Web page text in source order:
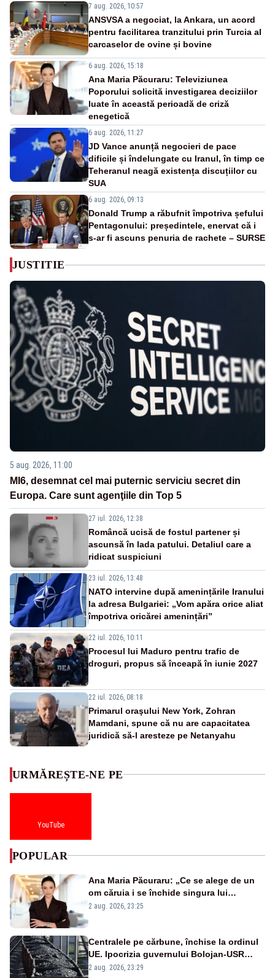
7 aug. 2026, 10:57
ANSVSA a negociat, la Ankara, un acord
pentru facilitarea tranzitului prin Turcia al
carcaselor de ovine și bovine
6 aug. 2026, 15:18
Ana Maria Păcuraru: Televiziunea
Poporului solicită investigarea deciziilor
luate în această perioadă de criză
enegetică
6 aug. 2026, 11:27
JD Vance anunță negocieri de pace
dificile și îndelungate cu Iranul, în timp ce
Teheranul neagă existența discuțiilor cu
SUA
6 aug. 2026, 09:13
Donald Trump a răbufnit împotriva șefului
Pentagonului: președintele, enervat că i
s-ar fi ascuns penuria de rachete – SURSE
JUSTITIE
5 aug. 2026, 11:00
MI6, desemnat cel mai puternic serviciu secret din
Europa. Care sunt agenţiile din Top 5
27 iul. 2026, 12:38
Româncă ucisă de fostul partener și
ascunsă în lada patului. Detaliul care a
ridicat suspiciuni
23 iul. 2026, 13:48
NATO intervine după amenințările Iranului
la adresa Bulgariei: „Vom apăra orice aliat
împotriva oricărei amenințări”
22 iul. 2026, 10:11
Procesul lui Maduro pentru trafic de
droguri, propus să înceapă în iunie 2027
22 iul. 2026, 08:18
Primarul oraşului New York, Zohran
Mamdani, spune că nu are capacitatea
juridică să-l aresteze pe Netanyahu
URMĂREȘTE-NE PE
YouTube
POPULAR
Ana Maria Păcuraru: „Ce se alege de un
om căruia i se închide singura lui
portiță?”
2 aug. 2026, 23:25
Centralele pe cărbune, închise la ordinul
UE. Ipocrizia guvernului Bolojan-USR
după starea de alertă
2 aug. 2026, 23:29